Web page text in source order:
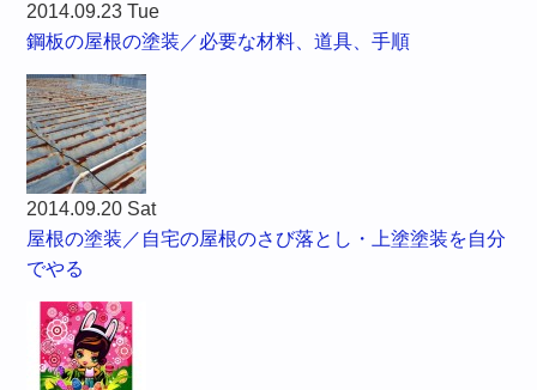
2014.09.23 Tue
鋼板の屋根の塗装／必要な材料、道具、手順
2014.09.20 Sat
屋根の塗装／自宅の屋根のさび落とし・上塗塗装を自分
でやる